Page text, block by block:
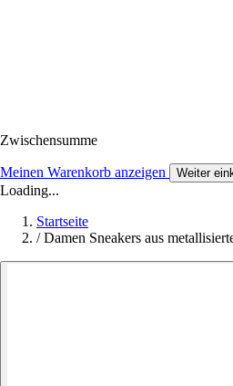
Zwischensumme
Meinen Warenkorb anzeigen Weiter
Loading...
Startseite
/ Damen Sneakers aus